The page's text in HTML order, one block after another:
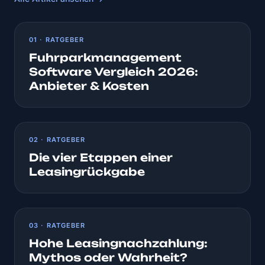
01 · RATGEBER
Fuhrparkmanagement
Software Vergleich 2026:
Anbieter & Kosten
02 · RATGEBER
Die vier Etappen einer
Leasingrückgabe
03 · RATGEBER
Hohe Leasingnachzahlung:
Mythos oder Wahrheit?